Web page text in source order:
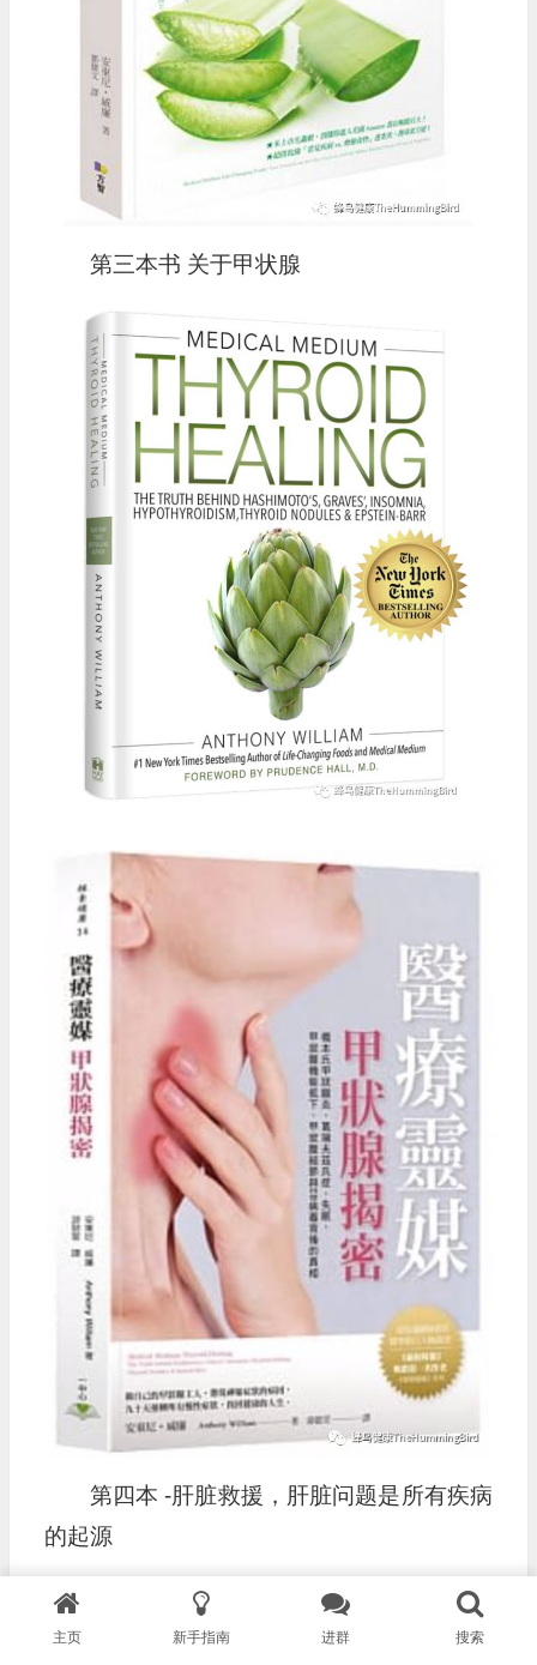
第三本书 关于甲状腺
第四本 -肝脏救援，肝脏问题是所有疾病
的起源
主页 新手指南 进群 搜索